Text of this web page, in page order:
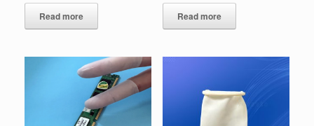
Read more Read more